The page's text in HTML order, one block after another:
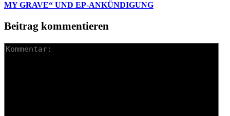
MY GRAVE“ UND EP-ANKÜNDIGUNG
Beitrag kommentieren